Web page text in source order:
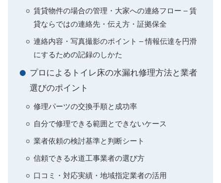
賃貸物件の場合の管理・大家への連絡フロー – 賃
貸ならではの連絡先・伝え方・証拠保全
連絡内容・写真撮影のポイント – 情報伝達を円滑
にするための記録のしかた
プロによるトイレ床の水漏れ修理方法と業者
選びのポイント
修理パーツの交換手順と成功率
自分で修理できる範囲とできないケース
業者依頼の検討基準と判断シート
信頼できる水道工事業者の選び方
口コミ・対応実績・地域指定業者の活用